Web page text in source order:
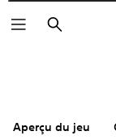
Rechercher
Aperçu du jeu